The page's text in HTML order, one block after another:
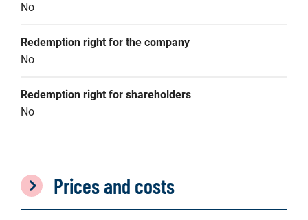
No
Redemption right for the company
No
Redemption right for shareholders
No
Prices and costs